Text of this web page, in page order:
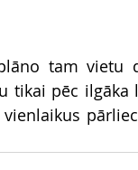
tam vietu
tikai pēc ilgāka